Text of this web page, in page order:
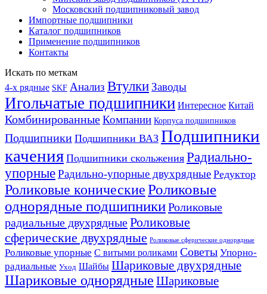
Московский подшипниковый завод
Импортные подшипники
Каталог подшипников
Применение подшипников
Контакты
Искать по меткам
4-х рядные SKF Анализ Втулки Заводы
Игольчатые подшипники Интересное Китай
КомбинированныеКомпании Корпуса подшипников
Подшипники Подшипники ВАЗ Подшипники
качения Подшипники скольжения Радиально-
упорныеРадильно-упорные двухрядные Редуктор
Роликовые коническиеРоликовые
однорядные подшипникиРоликовые
радиальные двухрядныеРоликовые
сферические двухрядные Роликовые сферические однорядные
Роликовые упорные С витыми роликами Советы Упорно-
радиальные Уход Шайбы Шариковые двухрядные
Шариковые однорядные Шариковые